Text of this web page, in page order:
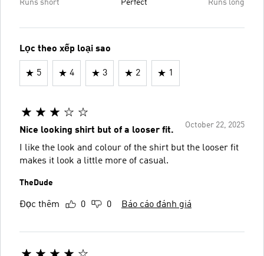
Runs short Perfect Runs long
Lọc theo xếp loại sao
5 4 3 2 1
October 22, 2025
Nice looking shirt but of a looser fit.
I like the look and colour of the shirt but the looser fit
makes it look a little more of casual.
TheDude
Đọc thêm 0 0 Báo cáo đánh giá